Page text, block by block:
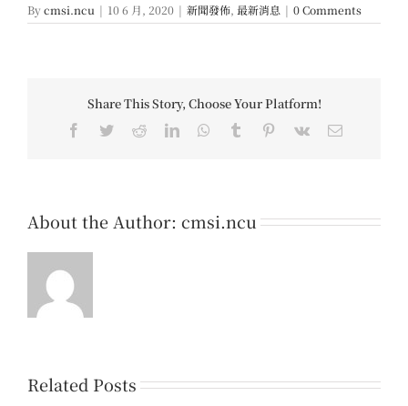
Bycmsi.ncu | 10 6 月, 2020 | 新聞發佈, 最新消息 | 0 Comments
Share This Story, Choose Your Platform!
Facebook
TwitterRedditLinkedInWhatsApp
Tumblr Pinterest
Vk Email
About the Author: cmsi.ncu
Related Posts